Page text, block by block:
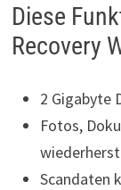
Diese
Recovery
2 Gigabyte
Fotos,
Scandaten